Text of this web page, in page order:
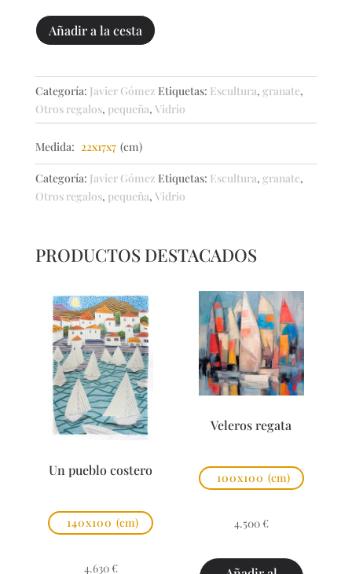
Abstracción
Cromática
cantidad
Añadir a la cesta
Categoría: Javier Gómez Etiquetas: Escultura, granate,
Otros regalos, pequeña, Vidrio
Medida: 22x17x7 (cm)
Categoría: Javier Gómez Etiquetas: Escultura, granate,
Otros regalos, pequeña, Vidrio
PRODUCTOS DESTACADOS
Un pueblo costero
140x100 (cm)
4.630 €
Veleros regata
100x100 (cm)
4.500 €